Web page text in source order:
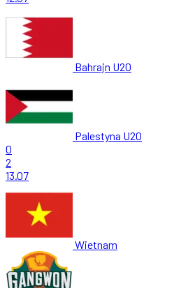
Bahrajn U20
Palestyna U20
0
2
13.07
Wietnam